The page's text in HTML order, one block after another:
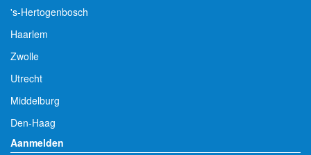
's-Hertogenbosch
Haarlem
Zwolle
Utrecht
Middelburg
Den-Haag
Aanmelden